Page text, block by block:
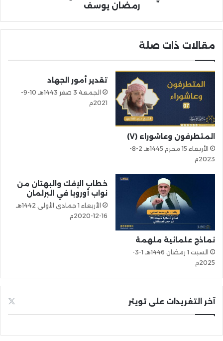
رمضان يوسف
مقالات ذات صلة
المتطرفون وعاشوراء (٧)
الأربعاء 15 محرم 1445هـ 2-8-
2023م
تقدير أمور الجهاد
الجمعة 3 صفر 1443هـ 10-9-
2021م
نماذج علمائية ملهمة
السبت 1 رمضان 1446هـ 1-3-
2025م
خطاب الإفك والبهتان من
نواب أوروبا في البرلمان
الأربعاء 1 جمادى الأولى 1442هـ
16-12-2020م
آخر التغريدات على تويتر